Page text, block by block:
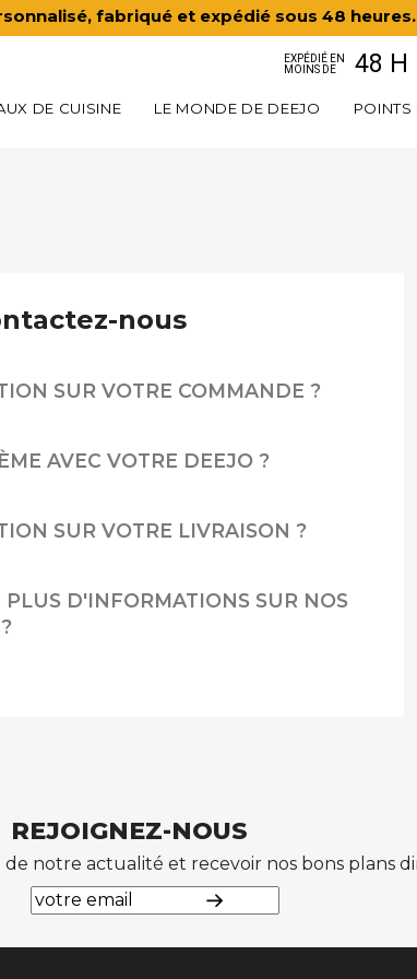
fabriqué et expédié sous 48 heures.
DE CUISINE LE MONDE DE DEEJO POINTS
EXPÉDIÉ EN
MOINS DE
48 H
nous
SUR VOTRE COMMANDE ?
AVEC VOTRE DEEJO ?
SUR VOTRE LIVRAISON ?
PLUS D'INFORMATIONS SUR NOS
REJOIGNEZ-NOUS
notre actualité et recevoir nos bons plans